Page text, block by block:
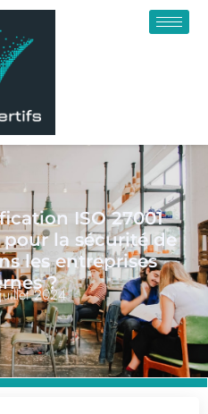
ISO 27001
la sécurité de
les entreprises
?
2024